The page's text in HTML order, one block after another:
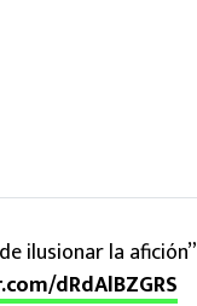
ilusionar la
dRdAlBZGRS